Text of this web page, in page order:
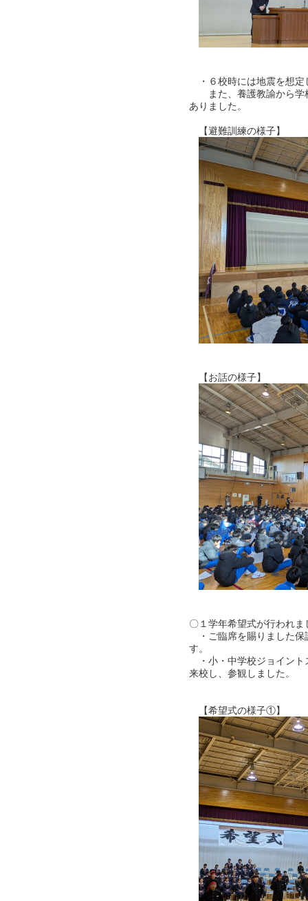
・６校時には地震を想定
また、養護教諭から学
ありました。
【避難訓練の様子】
【お話の様子】
〇１学年希望式が行われま
・ご臨席を賜りました保
す。
・小・中学校ジョイント
来校し、参観しました。
【希望式の様子①】